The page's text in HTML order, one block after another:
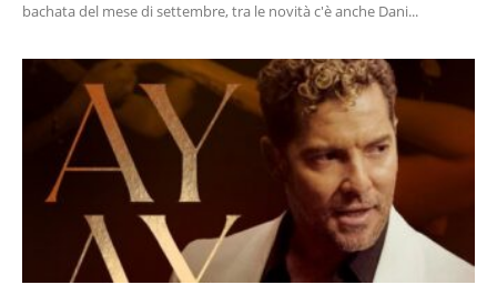
bachata del mese di settembre, tra le novità c'è anche Dani...